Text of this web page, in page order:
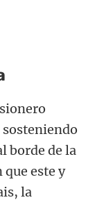
borde de la
este y
la